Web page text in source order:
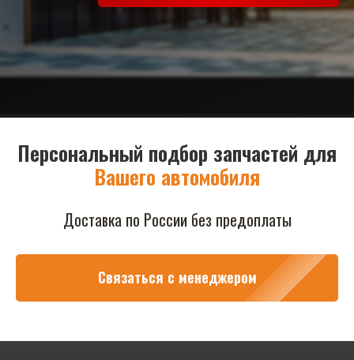
Персональный подбор запчастей для
Вашего автомобиля
Доставка по России без предоплаты
Связаться с менеджером